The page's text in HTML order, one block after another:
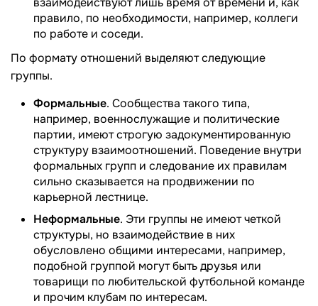
правило, по необходимости, например, коллеги
по работе и соседи.
По формату отношений выделяют следующие
группы.
Формальные. Сообщества такого типа,
например, военнослужащие и политические
партии, имеют строгую задокументированную
структуру взаимоотношений. Поведение внутри
формальных групп и следование их правилам
сильно сказывается на продвижении по
карьерной лестнице.
Неформальные. Эти группы не имеют четкой
структуры, но взаимодействие в них
обусловлено общими интересами, например,
подобной группой могут быть друзья или
товарищи по любительской футбольной команде
и прочим клубам по интересам.